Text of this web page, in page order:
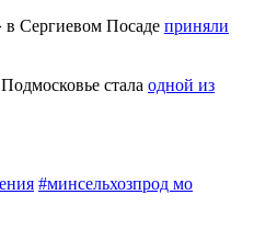
в Сергиевом Посаде приняли
стала одной из
#минсельхозпрод мо